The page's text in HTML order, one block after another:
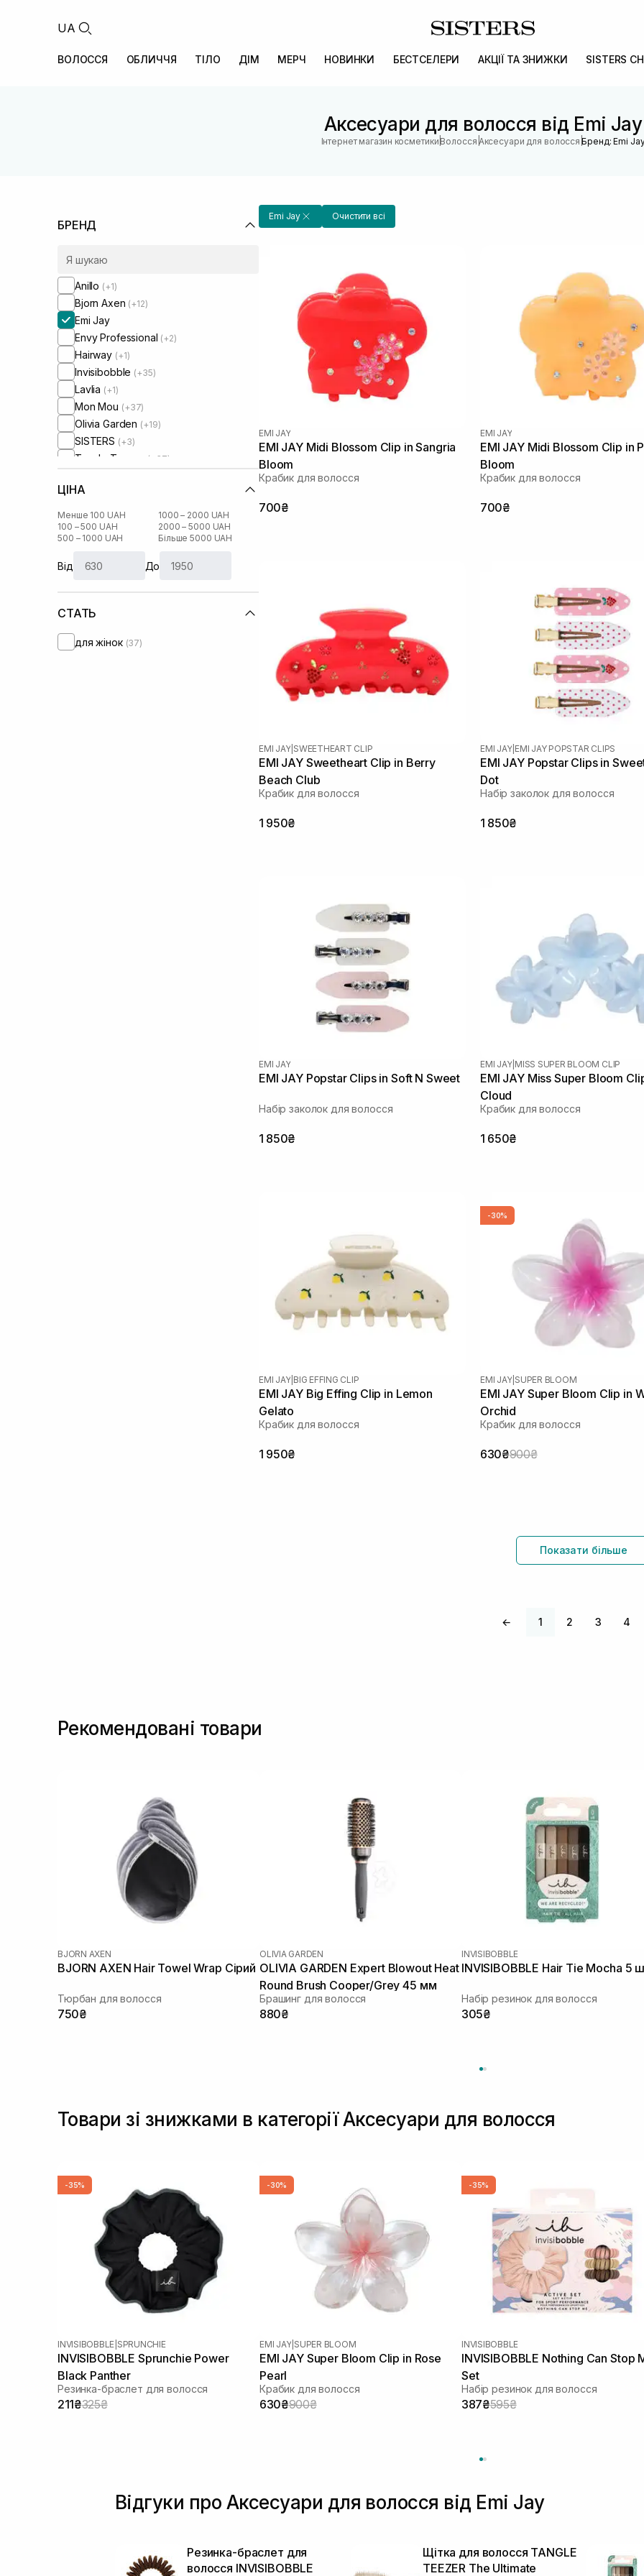
UA
ВОЛОССЯ ОБЛИЧЧЯ ТІЛО ДІМ МЕРЧ НОВИНКИ БЕСТСЕЛЕРИ АКЦІЇ ТА ЗНИЖКИ SISTERS
Аксесуари для волосся від Emi Jay
Інтернет магазин косметики |Волосся |Аксесуари для волосся |Бренд: Emi
БРЕНД
Anillo (+1)
Bjorn Axen (+12)
Emi Jay
Envy Professional (+2)
Hairway (+1)
Invisibobble (+35)
Lavlia (+1)
Mon Mou (+37)
Olivia Garden (+19)
SISTERS (+3)
Tangle Teezer (+37)
ЦІНА
Менше 100 UAH
100 – 500 UAH
500 – 1000 UAH
1000 – 2000 UAH
2000 – 5000 UAH
Більше 5000 UAH
Від До
СТАТЬ
для жінок (37)
Emi Jay Очистити всі
EMI JAY
EMI JAY Midi Blossom Clip in Sangria
Bloom
Крабик для волосся
700₴
EMI JAY
EMI JAY Midi Blossom Clip in
Bloom
Крабик для волосся
700₴
EMI JAY SWEETHEART CLIP
EMI JAY Sweetheart Clip in Berry
Beach Club
Крабик для волосся
1 950₴
EMI JAY EMI JAY POPSTAR CLIPS
EMI JAY Popstar Clips in
Dot
Набір заколок для волосся
1 850₴
EMI JAY
EMI JAY Popstar Clips in Soft N Sweet
Набір заколок для волосся
1 850₴
EMI JAY MISS SUPER BLOOM CLIP
EMI JAY Miss Super Bloom
Cloud
Крабик для волосся
1 650₴
EMI JAY BIG EFFING CLIP
EMI JAY Big Effing Clip in Lemon
Gelato
Крабик для волосся
1 950₴
-30%
EMI JAY SUPER BLOOM
EMI JAY Super Bloom Clip in
Orchid
Крабик для волосся
630₴900₴
Показати більше
← 1 2 3 4
Рекомендовані товари
BJORN AXEN
BJORN AXEN Hair Towel Wrap Сірий
Тюрбан для волосся
750₴
OLIVIA GARDEN
OLIVIA GARDEN Expert Blowout Heat
Round Brush Cooper/Grey 45 мм
Брашинг для волосся
880₴
INVISIBOBBLE
INVISIBOBBLE Hair Tie Mocha 5
Набір резинок для волосся
305₴
Товари зі знижками в категорії Аксесуари для волосся
-35%
INVISIBOBBLE SPRUNCHIE
INVISIBOBBLE Sprunchie Power
Black Panther
Резинка-браслет для волосся
211₴325₴
-30%
EMI JAY SUPER BLOOM
EMI JAY Super Bloom Clip in Rose
Pearl
Крабик для волосся
630₴900₴
-35%
INVISIBOBBLE
INVISIBOBBLE Nothing Can Stop
Set
Набір резинок для волосся
387₴595₴
Відгуки про Аксесуари для волосся від Emi Jay
Резинка-браслет для
волосся INVISIBOBBLE
Щітка для волосся TANGLE
TEEZER The Ultimate